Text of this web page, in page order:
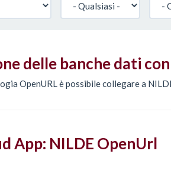
delle banche dati
OpenURL è possibile collegare a
App: NILDE OpenUrl